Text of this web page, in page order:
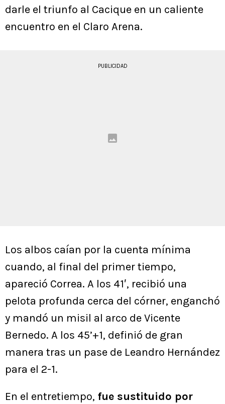
darle el triunfo al Cacique en un caliente
encuentro en el Claro Arena.
PUBLICIDAD
Los albos caían por la cuenta mínima
cuando, al final del primer tiempo,
apareció Correa. A los 41′, recibió una
pelota profunda cerca del córner, enganchó
y mandó un misil al arco de Vicente
Bernedo. A los 45’+1, definió de gran
manera tras un pase de Leandro Hernández
para el 2-1.
En el entretiempo, fue sustituido por